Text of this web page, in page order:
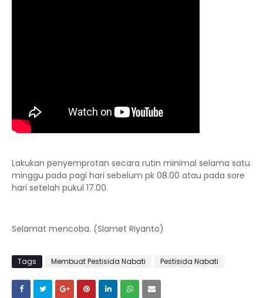
Lakukan penyemprotan secara rutin minimal selama satu
minggu pada pagi hari sebelum pk 08.00 atau pada sore
hari setelah pukul 17.00.
Selamat mencoba. (Slamet Riyanto)
Tags Membuat Pestisida Nabati Pestisida Nabati